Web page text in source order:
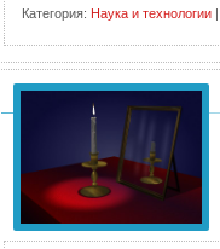
Категория: Наука и технологии|